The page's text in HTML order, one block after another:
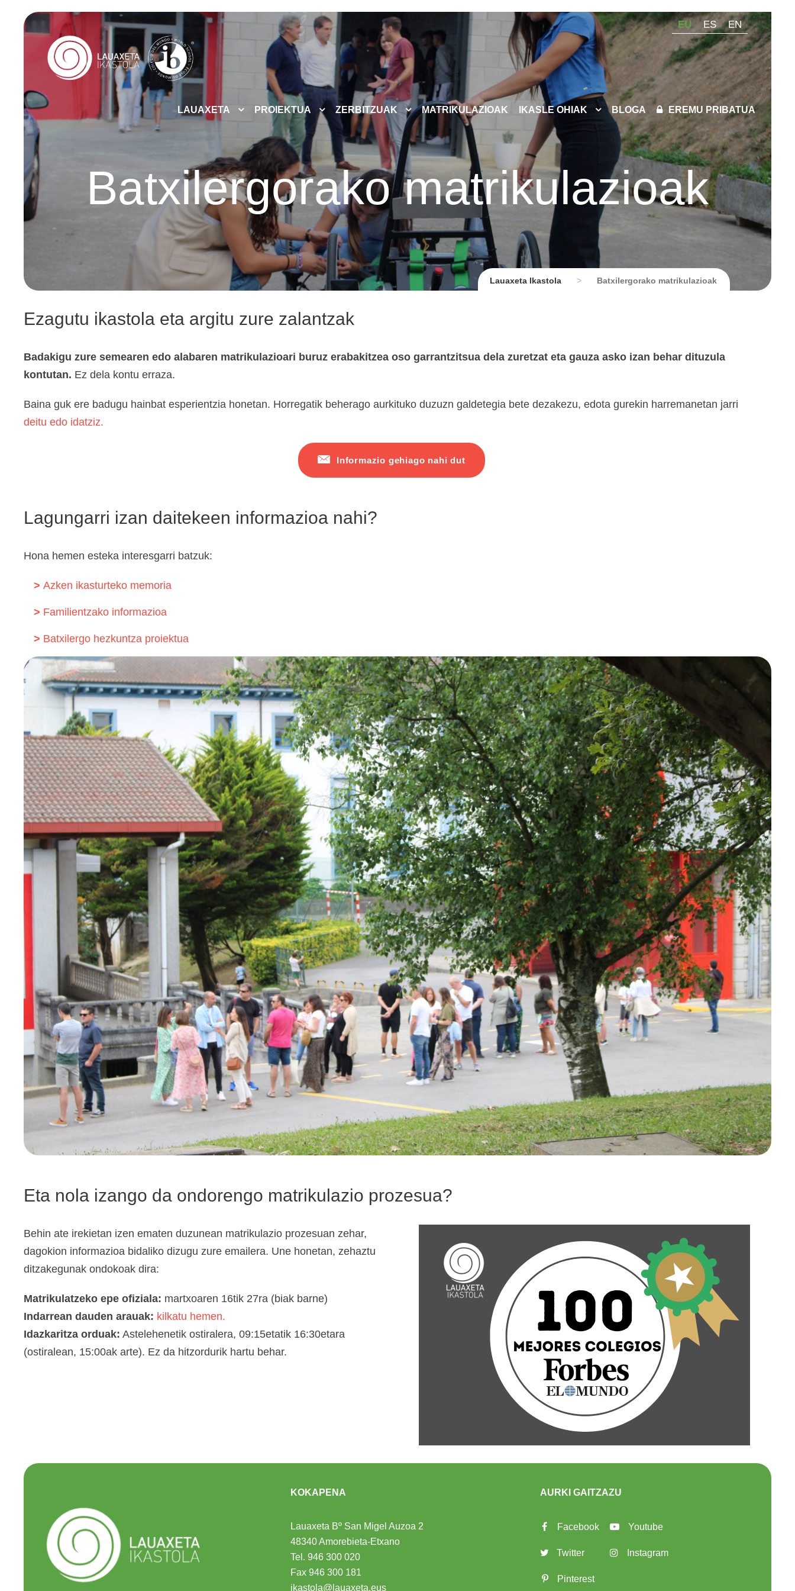
EU ES EN
LAUAXETA PROIEKTUA ZERBITZUAK MATRIKULAZIOAK IKASLE OHIAK BLOGA EREMU PRIBATUA
Batxilergorako matrikulazioak
Lauaxeta Ikastola > Batxilergorako matrikulazioak
Ezagutu ikastola eta argitu zure zalantzak
Badakigu zure semearen edo alabaren matrikulazioari buruz erabakitzea oso garrantzitsua dela zuretzat eta gauza asko izan behar dituzula
kontutan. Ez dela kontu erraza.
Baina guk ere badugu hainbat esperientzia honetan. Horregatik beherago aurkituko duzuzn galdetegia bete dezakezu, edota gurekin harremanetan jarri
deitu edo idatziz.
Informazio gehiago nahi dut
Lagungarri izan daitekeen informazioa nahi?
Hona hemen esteka interesgarri batzuk:
Azken ikasturteko memoria
Familientzako informazioa
Batxilergo hezkuntza proiektua
Eta nola izango da ondorengo matrikulazio prozesua?
Behin ate irekietan izen ematen duzunean matrikulazio prozesuan zehar,
dagokion informazioa bidaliko dizugu zure emailera. Une honetan, zehaztu
ditzakegunak ondokoak dira:
Matrikulatzeko epe ofiziala: martxoaren 16tik 27ra (biak barne)
Indarrean dauden arauak: kilkatu hemen.
Idazkaritza orduak: Astelehenetik ostiralera, 09:15etatik 16:30etara
(ostiralean, 15:00ak arte). Ez da hitzordurik hartu behar.
KOKAPENA
Lauaxeta Bº San Migel Auzoa 2
48340 Amorebieta-Etxano
Tel.946 300 020
Fax 946 300 181
ikastola@lauaxeta.eus
AURKI GAITZAZU
Facebook
Twitter
Pinterest
Youtube
Instagram